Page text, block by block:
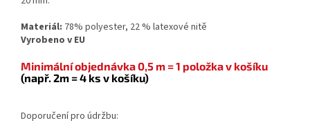
Materiál: 78% polyester, 22 % latexové nitě
Vyrobeno v EU
Minimální objednávka 0,5 m = 1 položka v košíku
(např. 2m = 4 ks v košíku)
Doporučení pro údržbu: